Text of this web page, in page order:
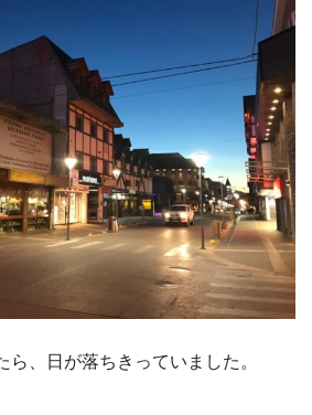
ら、日が落ちきっていました。